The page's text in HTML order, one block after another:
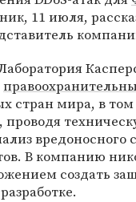
11 июля,
стран мира, в
В компанию
создать